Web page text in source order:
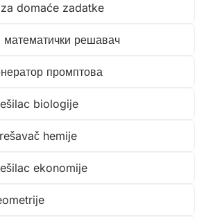
domaće zadatke
математички решавач
промптова
biologije
hemije
ekonomije